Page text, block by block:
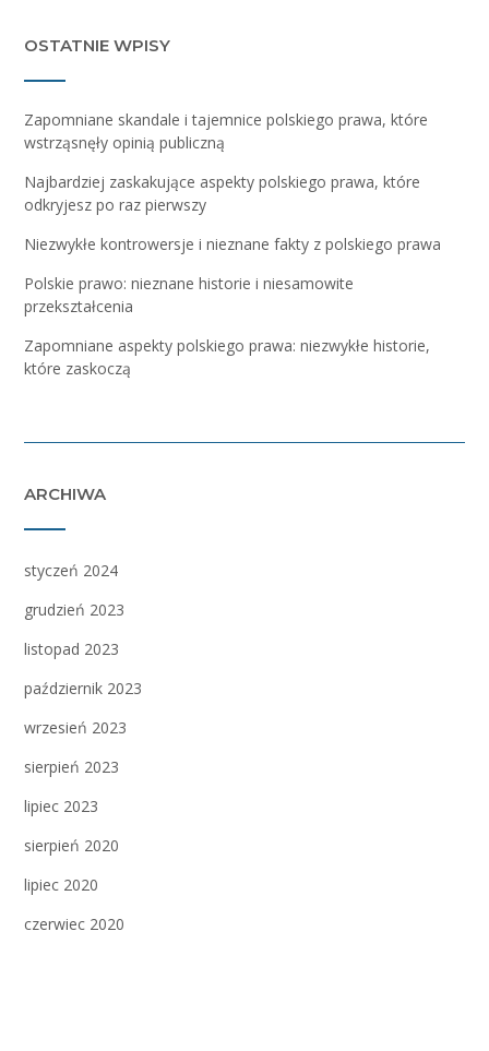
OSTATNIE WPISY
Zapomniane skandale i tajemnice polskiego prawa, które
wstrząsnęły opinią publiczną
Najbardziej zaskakujące aspekty polskiego prawa, które
odkryjesz po raz pierwszy
Niezwykłe kontrowersje i nieznane fakty z polskiego prawa
Polskie prawo: nieznane historie i niesamowite
przekształcenia
Zapomniane aspekty polskiego prawa: niezwykłe historie,
które zaskoczą
ARCHIWA
styczeń 2024
grudzień 2023
listopad 2023
październik 2023
wrzesień 2023
sierpień 2023
lipiec 2023
sierpień 2020
lipiec 2020
czerwiec 2020